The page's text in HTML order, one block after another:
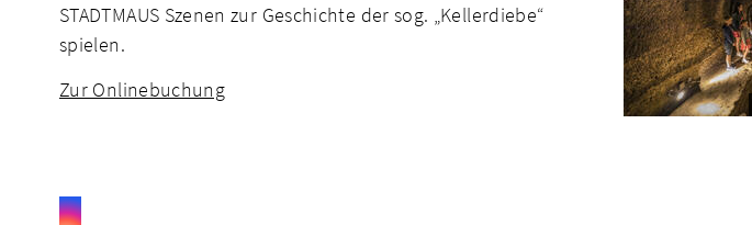
STADTMAUS Szenen zur Geschichte der sog. „Kellerdiebe“
spielen.
Zur Onlinebuchung